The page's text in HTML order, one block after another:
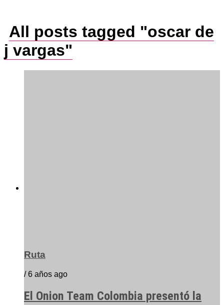
All posts tagged "oscar de
j vargas"
Ruta
/ 6 años ago
El Onion Team Colombia presentó la